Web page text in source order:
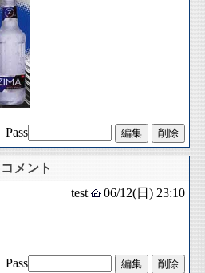
Pass
コメント
test
06/12(日) 23:10
Pass